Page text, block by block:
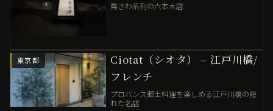
鳥さわ系列の六本木店
東京都
Ciotat（シオタ） – 江戸川橋/
フレンチ
プロバンス郷土料理を楽しめる江戸川橋の隠
れた名店